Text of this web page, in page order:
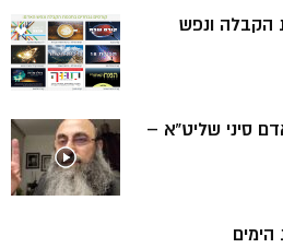
הקבלה ונפש
סיני שליט”א –